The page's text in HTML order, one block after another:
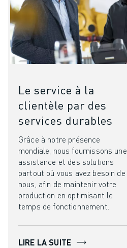
Le service à la
clientèle par des
services durables
Grâce à notre présence
mondiale, nous fournissons une
assistance et des solutions
partout où vous avez besoin de
nous, afin de maintenir votre
production en optimisant le
temps de fonctionnement.
LIRE LA SUITE